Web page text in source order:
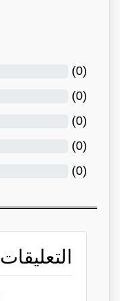
(
0
)
(
0
)
(
0
)
(
0
)
(
0
)
التعليقات